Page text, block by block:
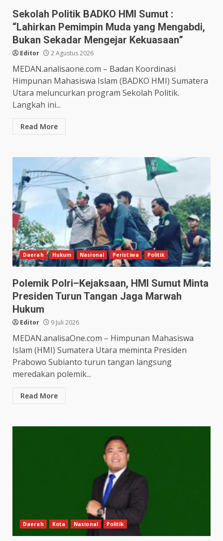
Sekolah Politik BADKO HMI Sumut :
“Lahirkan Pemimpin Muda yang Mengabdi,
Bukan Sekadar Mengejar Kekuasaan”
Editor 2 Agustus 2026
MEDAN.analisaone.com – Badan Koordinasi
Himpunan Mahasiswa Islam (BADKO HMI) Sumatera
Utara meluncurkan program Sekolah Politik.
Langkah ini...
Read More
Daerah Hukum Nasional Peristiwa Politik
Polemik Polri–Kejaksaan, HMI Sumut Minta
Presiden Turun Tangan Jaga Marwah
Hukum
Editor 9 Juli 2026
MEDAN.analisaOne.com – Himpunan Mahasiswa
Islam (HMI) Sumatera Utara meminta Presiden
Prabowo Subianto turun tangan langsung
meredakan polemik...
Read More
Daerah Kota Nasional Politik